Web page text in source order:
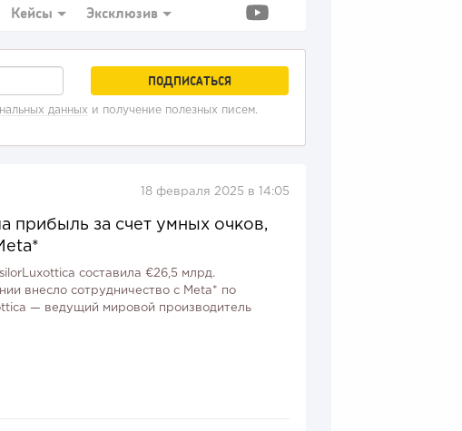
Кейсы Эксклюзив
данных и получение полезных писем.
18 февраля 2025 в 14:05
прибыль за счет умных очков,
составила €26,5 млрд.
внесло сотрудничество с Meta* по
— ведущий мировой производитель